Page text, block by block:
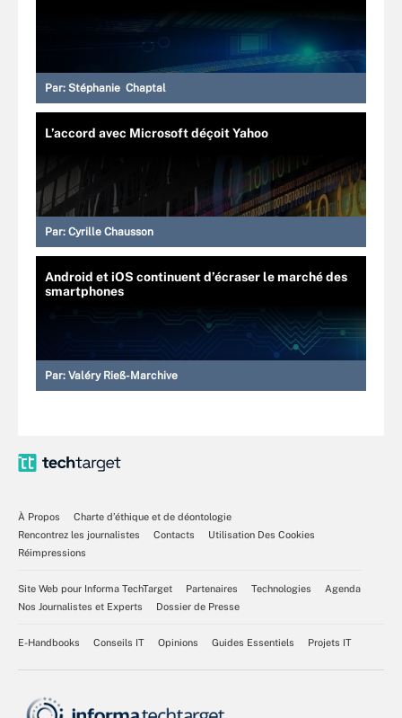
Par: Stéphanie Chaptal
L’accord avec Microsoft déçoit Yahoo
Par: Cyrille Chausson
Android et iOS continuent d’écraser le marché des
smartphones
Par: Valéry Rieß-Marchive
À Propos
Charte d’éthique et de déontologie
Rencontrez les journalistes
Contacts
Utilisation Des Cookies
Réimpressions
Site Web pour Informa TechTarget Partenaires Technologies
Agenda
Nos Journalistes et Experts
Dossier de Presse
E-Handbooks Conseils IT Opinions Guides Essentiels Projets IT